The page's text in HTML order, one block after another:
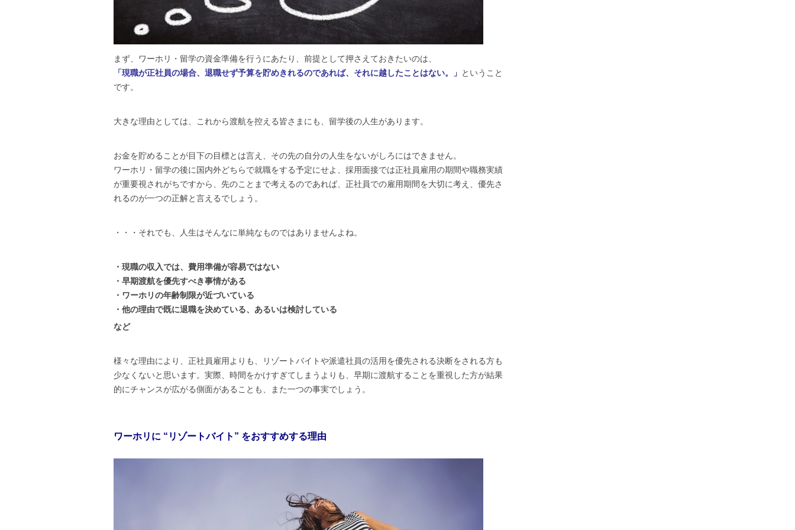
まず、ワーホリ・留学の資金準備を行うにあたり、前提として押さえておきたいのは、
「現職が正社員の場合、退職せず予算を貯めきれるのであれば、それに越したことはない。」 ということ
です。
大きな理由としては、これから渡航を控える皆さまにも、留学後の人生があります。
お金を貯めることが目下の目標とは言え、その先の自分の人生をないがしろにはできません。
ワーホリ・留学の後に国内外どちらで就職をする予定にせよ、採用面接では正社員雇用の期間や職務実績
が重要視されがちですから、先のことまで考えるのであれば、正社員での雇用期間を大切に考え、優先さ
れるのが一つの正解と言えるでしょう。
・・・それでも、人生はそんなに単純なものではありませんよね。
・現職の収入では、費用準備が容易ではない
・早期渡航を優先すべき事情がある
・ワーホリの年齢制限が近づいている
・他の理由で既に退職を決めている、あるいは検討している
など
様々な理由により、正社員雇用よりも、リゾートバイトや派遣社員の活用を優先される決断をされる方も
少なくないと思います。実際、時間をかけすぎてしまうよりも、早期に渡航することを重視した方が結果
的にチャンスが広がる側面があることも、また一つの事実でしょう。
ワーホリに “リゾートバイト” をおすすめする理由